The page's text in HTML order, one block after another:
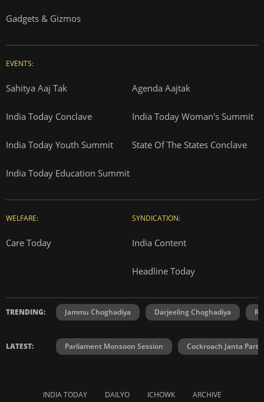
Gadgets & Gizmos
EVENTS:
Sahitya Aaj Tak Agenda Aajtak
India Today Conclave India Today Woman's Summit
India Today Youth Summit State Of The States Conclave
India Today Education Summit
WELFARE:
Care Today
SYNDICATION:
India Content
Headline Today
TRENDING: Jammu Choghadiya Darjeeling Choghadiya
LATEST: Parliament Monsoon Session Cockroach Janta
INDIA TODAY DAILYO ICHOWK ARCHIVE